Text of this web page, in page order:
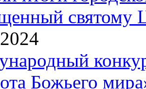
святому
Божьего